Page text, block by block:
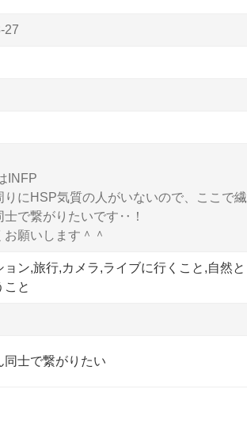
27
INFP
りにHSP気質の人がいないので、ここで繊
士で繋がりたいです‥！
お願いします＾＾
ョン,旅行,カメラ,ライブに行くこと,自然と
こと
同士で繋がりたい